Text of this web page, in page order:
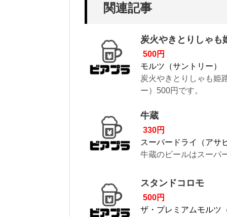
関連記事
炭火やきとりしゃも
500円
モルツ（サントリー）
炭火やきとりしゃも姫
ー）500円です。
牛蔵
330円
スーパードライ（アサ
牛蔵のビールはスーパ
スタンドコロモ
500円
ザ・プレミアムモルツ